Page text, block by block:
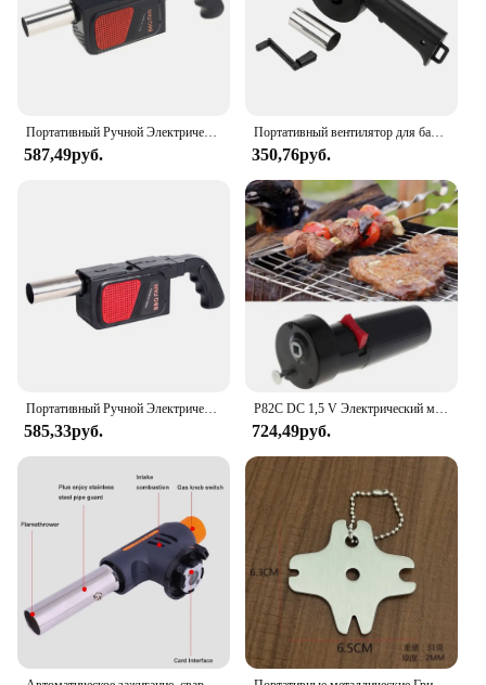
grilling game. Whether you're a professional chef or
a backyard grill master, this BBQ Brush Scraper is
an essential addition to your grilling tools.
Портативный Ручной Электрический вентилятор для барбекю, воздуходувка для кемпинга, барбекю, пикника, инструмент для приготовления пищи, аксессуары для гриля
587,49руб.
Портативный вентилятор для барбекю, инструменты для барбекю с сильфоном, аксессуары для барбекю, ручная насадка, аксессуары для пикника и кемпинга
350,76руб.
Портативный Ручной Электрический вентилятор для барбекю, воздуходувка для кемпинга, барбекю, пикника, инструмент для приготовления пищи, аксессуары для гриля
585,33руб.
P82C DC 1,5 V Электрический мотор-гриль детали для барбекю, вращающиеся моторы для гриля, походные инструменты для приготовления пищи
724,49руб.